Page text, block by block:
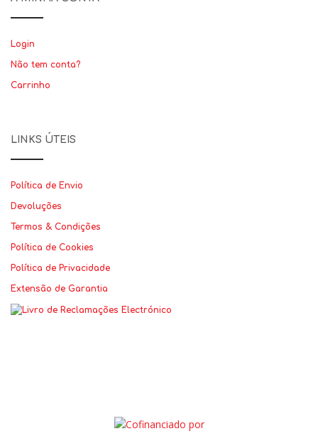
Login
Não tem conta?
Carrinho
LINKS ÚTEIS
Política de Envio
Devoluções
Termos & Condições
Política de Cookies
Política de Privacidade
Extensão de Garantia